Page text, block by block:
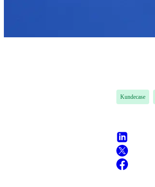
Kundecase